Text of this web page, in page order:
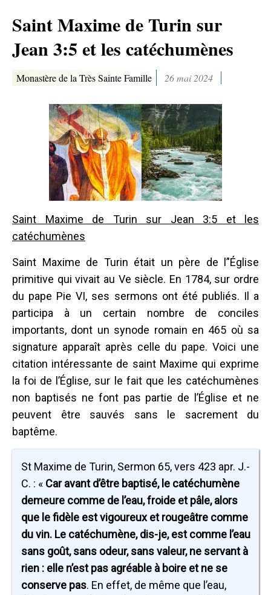
Saint Maxime de Turin sur
Jean 3:5 et les catéchumènes
Monastère de la Très Sainte Famille 26 mai 2024
Saint Maxime de Turin sur Jean 3:5 et les
catéchumènes
Saint Maxime de Turin était un père de l’'Église
primitive qui vivait au Ve siècle. En 1784, sur ordre
du pape Pie VI, ses sermons ont été publiés. Il a
participa à un certain nombre de conciles
importants, dont un synode romain en 465 où sa
signature apparaît après celle du pape. Voici une
citation intéressante de saint Maxime qui exprime
la foi de l’Église, sur le fait que les catéchumènes
non baptisés ne font pas partie de l’Église et ne
peuvent être sauvés sans le sacrement du
baptême.
St Maxime de Turin, Sermon 65, vers 423 apr. J.-
C. : « Car avant d’être baptisé, le catéchumène
demeure comme de l’eau, froide et pâle, alors
que le fidèle est vigoureux et rougeâtre comme
du vin. Le catéchumène, dis-je, est comme l’eau
sans goût, sans odeur, sans valeur, ne servant à
rien : elle n’est pas agréable à boire et ne se
conserve pas. En effet, de même que l’eau,